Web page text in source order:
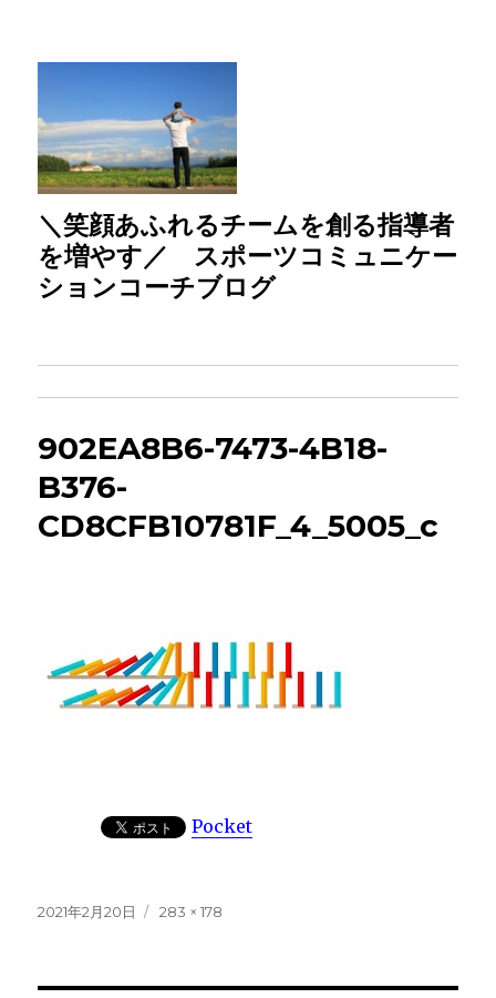
＼笑顔あふれるチームを創る指導者
を増やす／ スポーツコミュニケー
ションコーチブログ
902EA8B6-7473-4B18-
B376-
CD8CFB10781F_4_5005_c
Pocket
投
2021年2月20日
フ
283 × 178